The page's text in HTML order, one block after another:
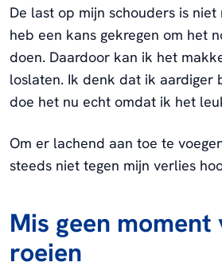
De last op mijn schouders is niet
heb een kans gekregen om het
doen. Daardoor kan ik het
loslaten. Ik denk dat ik aardiger
doe het nu echt omdat ik het
Om er lachend aan toe te
steeds niet tegen mijn verlies
Mis geen moment
roeien